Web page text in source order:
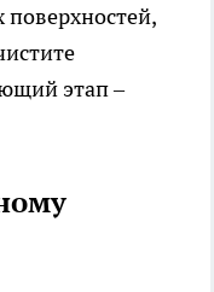
поверхностей,
этап –